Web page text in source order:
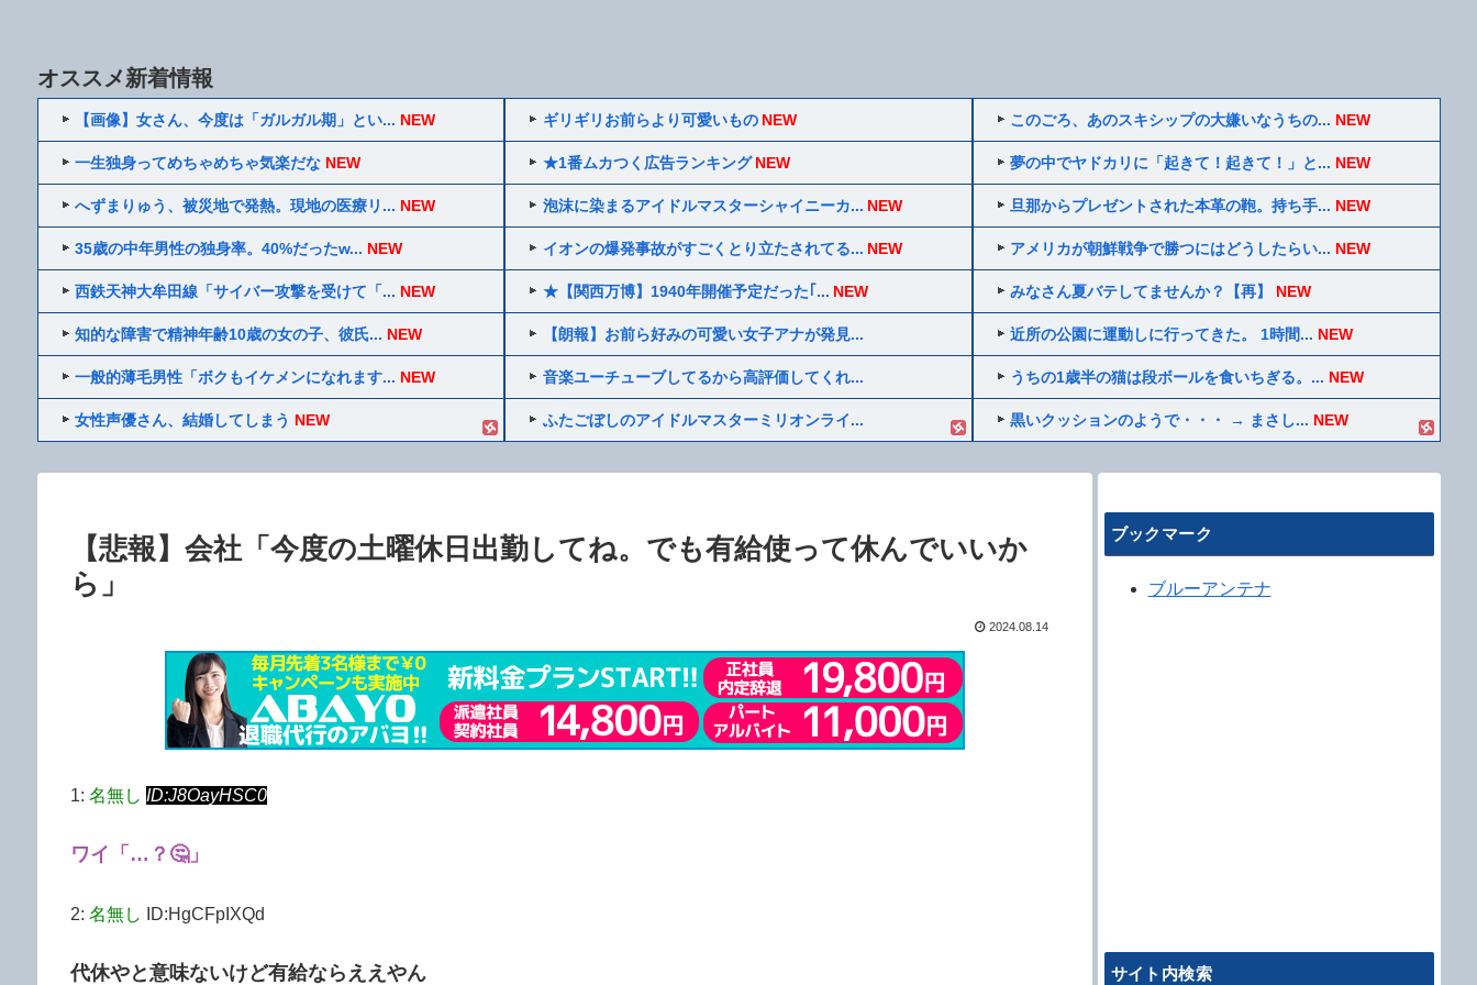
オススメ新着情報
【画像】女さん、今度は「ガルガル期」とい... NEW
一生独身ってめちゃめちゃ気楽だな NEW
へずまりゅう、被災地で発熱。現地の医療リ... NEW
35歳の中年男性の独身率。40%だったw... NEW
西鉄天神大牟田線「サイバー攻撃を受けて「... NEW
知的な障害で精神年齢10歳の女の子、彼氏... NEW
一般的薄毛男性「ボクもイケメンになれます... NEW
女性声優さん、結婚してしまう NEW
ギリギリお前らより可愛いもの NEW
★1番ムカつく広告ランキング NEW
泡沫に染まるアイドルマスターシャイニーカ... NEW
イオンの爆発事故がすごくとり立たされてる... NEW
★【関西万博】1940年開催予定だった｢... NEW
【朗報】お前ら好みの可愛い女子アナが発見...
音楽ユーチューブしてるから高評価してくれ...
ふたごぼしのアイドルマスターミリオンライ...
このごろ、あのスキシップの大嫌いなうちの... NEW
夢の中でヤドカリに「起きて！起きて！」と... NEW
旦那からプレゼントされた本革の鞄。持ち手... NEW
アメリカが朝鮮戦争で勝つにはどうしたらい... NEW
みなさん夏バテしてませんか？【再】 NEW
近所の公園に運動しに行ってきた。 1時間... NEW
うちの1歳半の猫は段ボールを食いちぎる。... NEW
黒いクッションのようで・・・ → まさし... NEW
【悲報】会社「今度の土曜休日出勤してね。でも有給使って休んでいいか
ら」
2024.08.14
1: 名無し ID:J8OayHSC0
ワイ「…？🤔」
2: 名無し ID:HgCFpIXQd
代休やと意味ないけど有給ならええやん
ブックマーク
ブルーアンテナ
サイト内検索